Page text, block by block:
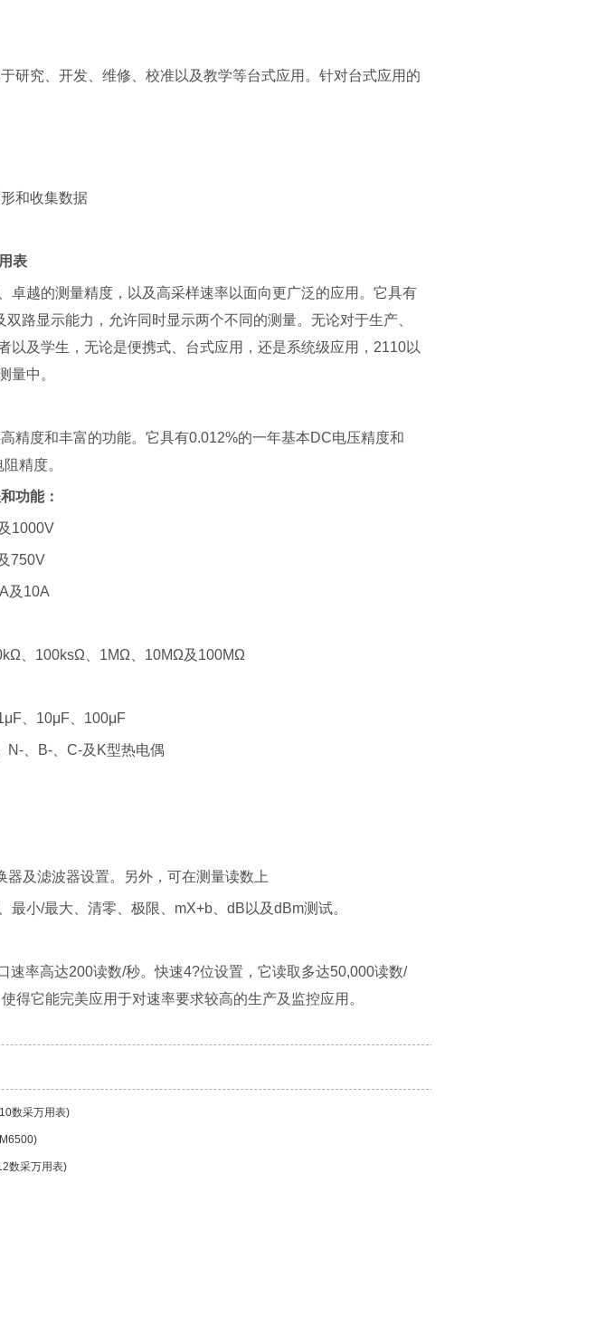
研究、开发、维修、校准以及教学等台式应用。针对台式应用的
和收集数据
表
卓越的测量精度，以及高采样速率以面向更广泛的应用。它具有
路显示能力，允许同时显示两个不同的测量。无论对于生产、
以及学生，无论是便携式、台式应用，还是系统级应用，2110以
量中。
精度和丰富的功能。它具有0.012%的一年基本DC电压精度和
精度。
功能：
1000V
750V
及10A
、100ksΩ、1MΩ、10MΩ及100MΩ
、10μF、100μF
N-、B-、C-及K型热电偶
及滤波器设置。另外，可在测量读数上
最小/最大、清零、极限、mX+b、dB以及dBm测试。
速率高达200读数/秒。快速4?位设置，它读取多达50,000读数/
得它能完美应用于对速率要求较高的生产及监控应用。
数采万用表)
数采万用表)